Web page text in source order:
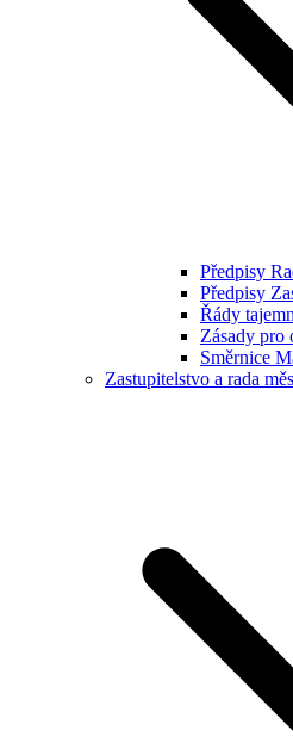
Předpisy
Předpisy
Řády
Zásady pro
Směrnice
Zastupitelstvo a rada